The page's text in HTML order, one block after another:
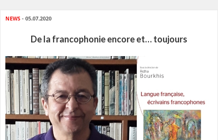
NEWS - 05.07.2020
De la francophonie encore et… toujours